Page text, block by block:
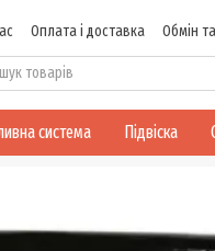
Оплата і доставка Обмін
публічної оферти
система Підвіска